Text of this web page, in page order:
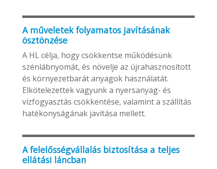
A műveletek folyamatos javításának
ösztönzése
A HL célja, hogy csökkentse működésünk
szénlábnyomát, és növelje az újrahasznosított
és környezetbarát anyagok használatát.
Elkötelezettek vagyunk a nyersanyag- és
vízfogyasztás csökkentése, valamint a szállítás
hatékonyságának javítása mellett.
A felelősségvállalás biztosítása a teljes
ellátási láncban